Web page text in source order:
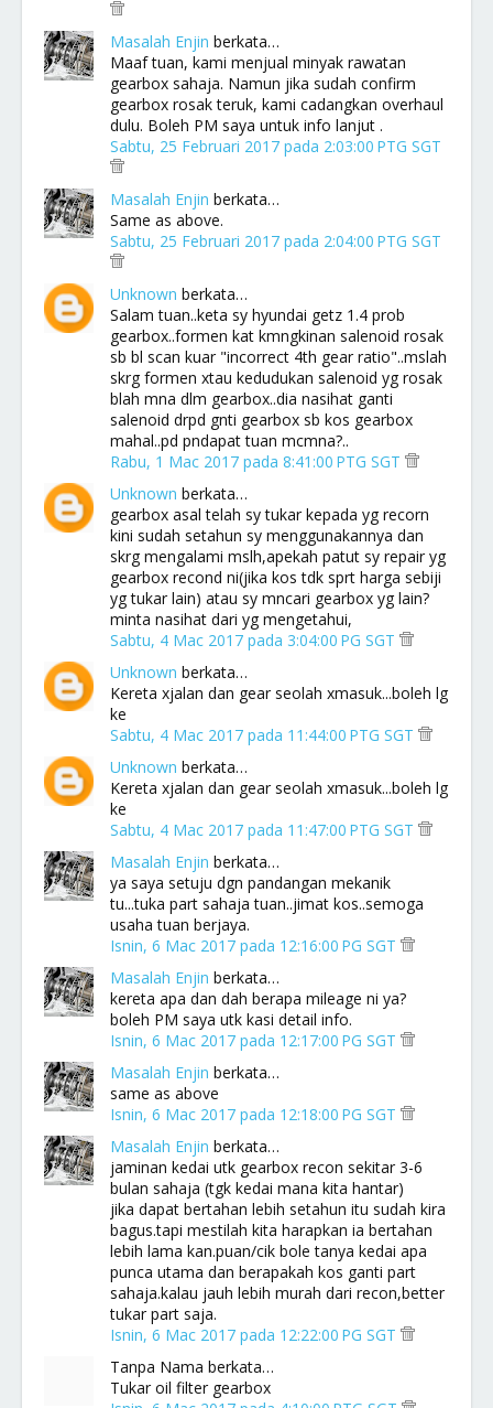
Masalah Enjin berkata…
Maaf tuan, kami menjual minyak rawatan
gearbox sahaja. Namun jika sudah confirm
gearbox rosak teruk, kami cadangkan overhaul
dulu. Boleh PM saya untuk info lanjut .
Sabtu, 25 Februari 2017 pada 2:03:00 PTG SGT
Masalah Enjin berkata…
Same as above.
Sabtu, 25 Februari 2017 pada 2:04:00 PTG SGT
Unknown berkata…
Salam tuan..keta sy hyundai getz 1.4 prob
gearbox..formen kat kmngkinan salenoid rosak
sb bl scan kuar "incorrect 4th gear ratio"..mslah
skrg formen xtau kedudukan salenoid yg rosak
blah mna dlm gearbox..dia nasihat ganti
salenoid drpd gnti gearbox sb kos gearbox
mahal..pd pndapat tuan mcmna?..
Rabu, 1 Mac 2017 pada 8:41:00 PTG SGT
Unknown berkata…
gearbox asal telah sy tukar kepada yg recorn
kini sudah setahun sy menggunakannya dan
skrg mengalami mslh,apekah patut sy repair yg
gearbox recond ni(jika kos tdk sprt harga sebiji
yg tukar lain) atau sy mncari gearbox yg lain?
minta nasihat dari yg mengetahui,
Sabtu, 4 Mac 2017 pada 3:04:00 PG SGT
Unknown berkata…
Kereta xjalan dan gear seolah xmasuk...boleh lg
ke
Sabtu, 4 Mac 2017 pada 11:44:00 PTG SGT
Unknown berkata…
Kereta xjalan dan gear seolah xmasuk...boleh lg
ke
Sabtu, 4 Mac 2017 pada 11:47:00 PTG SGT
Masalah Enjin berkata…
ya saya setuju dgn pandangan mekanik
tu...tuka part sahaja tuan..jimat kos..semoga
usaha tuan berjaya.
Isnin, 6 Mac 2017 pada 12:16:00 PG SGT
Masalah Enjin berkata…
kereta apa dan dah berapa mileage ni ya?
boleh PM saya utk kasi detail info.
Isnin, 6 Mac 2017 pada 12:17:00 PG SGT
Masalah Enjin berkata…
same as above
Isnin, 6 Mac 2017 pada 12:18:00 PG SGT
Masalah Enjin berkata…
jaminan kedai utk gearbox recon sekitar 3-6
bulan sahaja (tgk kedai mana kita hantar)
jika dapat bertahan lebih setahun itu sudah kira
bagus.tapi mestilah kita harapkan ia bertahan
lebih lama kan.puan/cik bole tanya kedai apa
punca utama dan berapakah kos ganti part
sahaja.kalau jauh lebih murah dari recon,better
tukar part saja.
Isnin, 6 Mac 2017 pada 12:22:00 PG SGT
Tanpa Nama berkata…
Tukar oil filter gearbox